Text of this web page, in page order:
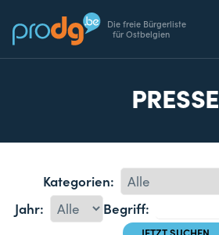
Die freie Bürgerliste
für Ostbelgien
PRESSE
Kategorien:
Jahr:
Begriff: